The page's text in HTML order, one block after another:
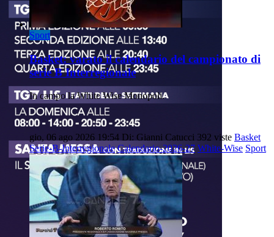
Sport
Basket: varato il calendario del campionato di
serie B Interregionale
In campo la White Wise Monopoli.
gio, 06 ago 2026 19:54 Di: Gianni Catucci 392 viste Basket
Serie-B-Interregionale Calendario-2026-27 White-Wise Sport